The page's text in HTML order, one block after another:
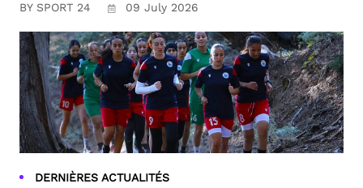
BY SPORT 24 09 July 2026
DERNIÈRES ACTUALITÉS